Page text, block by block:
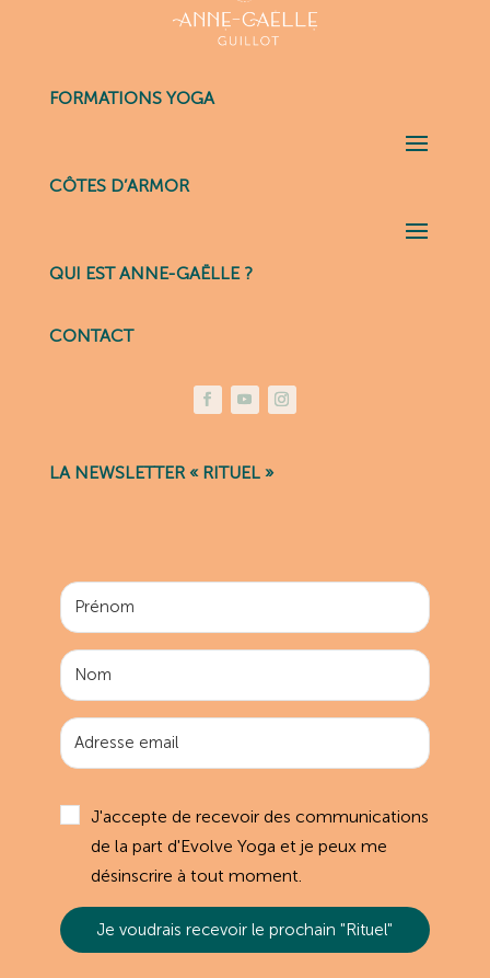
FORMATIONS YOGA
CÔTES D’ARMOR
QUI EST ANNE-GAËLLE ?
CONTACT
LA NEWSLETTER « RITUEL »
J'accepte de recevoir des communications
de la part d'Evolve Yoga et je peux me
désinscrire à tout moment.
Je voudrais recevoir le prochain "Rituel"